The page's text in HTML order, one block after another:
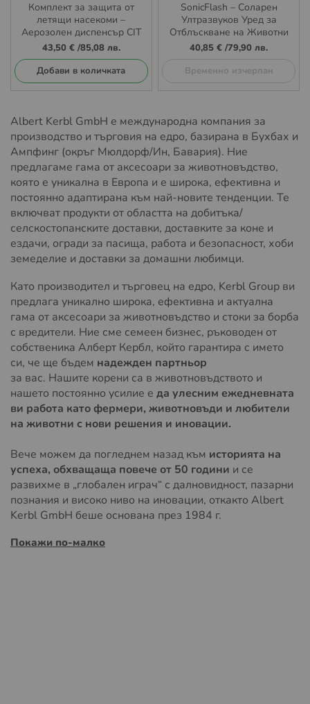
Комплект за защита от
летящи насекоми –
Аерозолен диспенсър CIT
Fly-Booster с дистанционно
управление + Спрей
пълнител ZZ Coopermatic
250 ml
43,50 €/85,08 лв.
Добави в количката
SonicFlash – Соларен
Ултразвуков Уред за
Отблъскване на Животни
Kerbl
40,85 € /79,90 лв.
Временно изчерпан
Albert Kerbl GmbH е международна компания за
производство и търговия на едро, базирана в Бухбах и
Ампфинг (окръг Мюлдорф/Ин, Бавария). Ние
предлагаме гама от аксесоари за животновъдство,
която е уникална в Европа и е широка, ефективна и
постоянно адаптирана към най-новите тенденции. Те
включват продукти от областта на добитъка/
селскостопанските доставки, доставките за коне и
ездачи, огради за пасища, работа и безопасност, хоби
земеделие и доставки за домашни любимци.
Като производител и търговец на едро, Kerbl Group ви
предлага уникално широка, ефективна и актуална
гама от аксесоари за животновъдство и стоки за борба
с вредители. Ние сме семеен бизнес, ръководен от
собственика Алберт Кербл, който гарантира с името
си, че ще бъдем надежден партньор
за вас. Нашите корени са в животновъдството и
нашето постоянно усилие е да улесним ежедневната
ви работа като фермери, животновъди и любители
на животни с нови решения и иновации.
Вече можем да погледнем назад към историята на
успеха, обхващаща повече от 50 години и се
развихме в „глобален играч“ с далновидност, пазарни
познания и високо ниво на иновации, откакто Albert
Kerbl GmbH беше основана през 1984 г.
Покажи по-малко